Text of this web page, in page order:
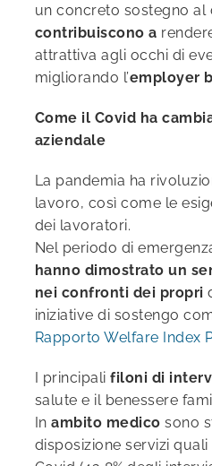
un concreto sostegno al
contribuiscono a
attrattiva agli occhi di
migliorando l’employer
Come il Covid ha
aziendale
La pandemia ha
lavoro, così come le
dei lavoratori.
Nel periodo di
hanno dimostrato un
nei confronti dei propri
iniziative di sostengo
Rapporto Welfare Index
I principali filoni di
salute e il benessere
In ambito medico sono
disposizione servizi